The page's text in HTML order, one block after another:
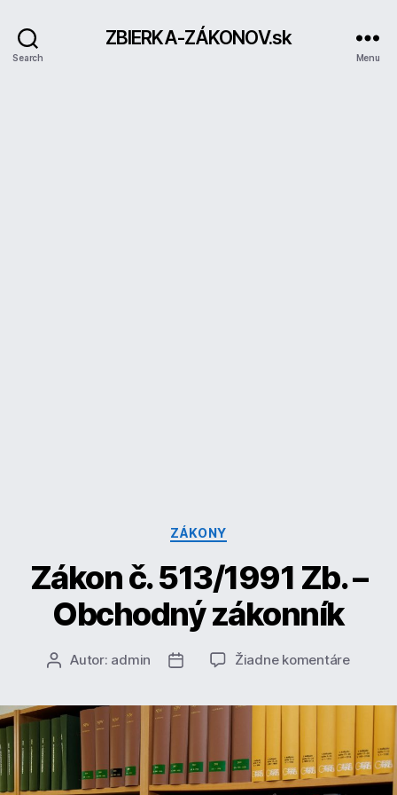
Search
ZBIERKA-ZÁKONOV.sk
Menu
Kategórie
ZÁKONY
Zákon č. 513/1991 Zb. –
Obchodný zákonník
AutorAutor: admin
Dátum
Žiadne komentárena
–